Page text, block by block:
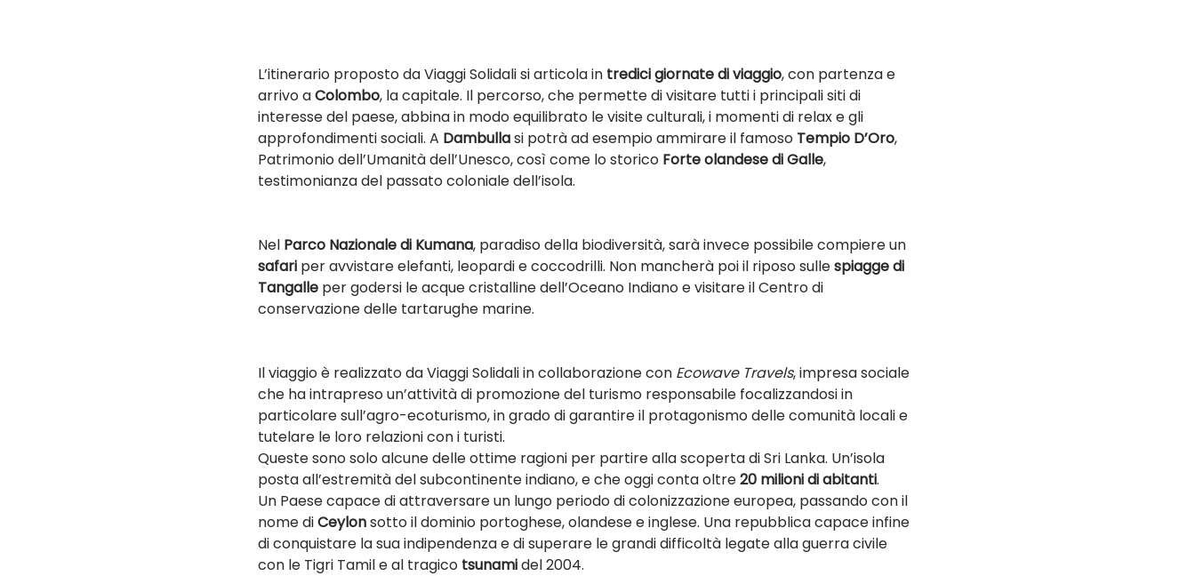
L’itinerario proposto da Viaggi Solidali si articola in tredici giornate di viaggio, con partenza e
arrivo a Colombo, la capitale. Il percorso, che permette di visitare tutti i principali siti di
interesse del paese, abbina in modo equilibrato le visite culturali, i momenti di relax e gli
approfondimenti sociali. A Dambulla si potrà ad esempio ammirare il famoso Tempio D’Oro,
Patrimonio dell’Umanità dell’Unesco, così come lo storico Forte olandese di Galle,
testimonianza del passato coloniale dell’isola.
Nel Parco Nazionale di Kumana, paradiso della biodiversità, sarà invece possibile compiere un
safari per avvistare elefanti, leopardi e coccodrilli. Non mancherà poi il riposo sulle spiagge di
Tangalle per godersi le acque cristalline dell’Oceano Indiano e visitare il Centro di
conservazione delle tartarughe marine.
Il viaggio è realizzato da Viaggi Solidali in collaborazione con Ecowave Travels, impresa sociale
che ha intrapreso un’attività di promozione del turismo responsabile focalizzandosi in
particolare sull’agro-ecoturismo, in grado di garantire il protagonismo delle comunità locali e
tutelare le loro relazioni con i turisti.
Queste sono solo alcune delle ottime ragioni per partire alla scoperta di Sri Lanka. Un’isola
posta all’estremità del subcontinente indiano, e che oggi conta oltre 20 milioni di abitanti.
Un Paese capace di attraversare un lungo periodo di colonizzazione europea, passando con il
nome di Ceylon sotto il dominio portoghese, olandese e inglese. Una repubblica capace infine
di conquistare la sua indipendenza e di superare le grandi difficoltà legate alla guerra civile
con le Tigri Tamil e al tragico tsunami del 2004.